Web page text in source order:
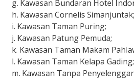
g. Kawasan Bundaran Hotel
h. Kawasan Cornelis Simanjuntak;
i. Kawasan Taman Puring;
j. Kawasan Patung Pemuda;
k. Kawasan Taman Makam
l. Kawasan Taman Kelapa Gading;
m. Kawasan Tanpa